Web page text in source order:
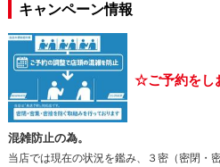
キャンペーン情報
☆ご予約をし
混雑防止の為。
当店では現在の状況を鑑み、３密（密閉・